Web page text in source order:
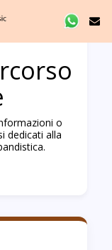
o
dedicati alla